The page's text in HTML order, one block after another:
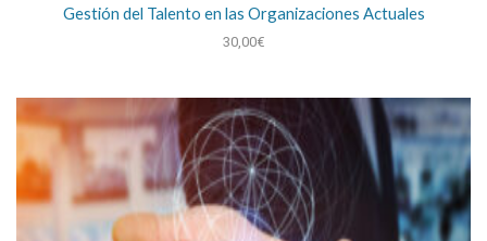
Gestión del Talento en las Organizaciones Actuales
30,00€